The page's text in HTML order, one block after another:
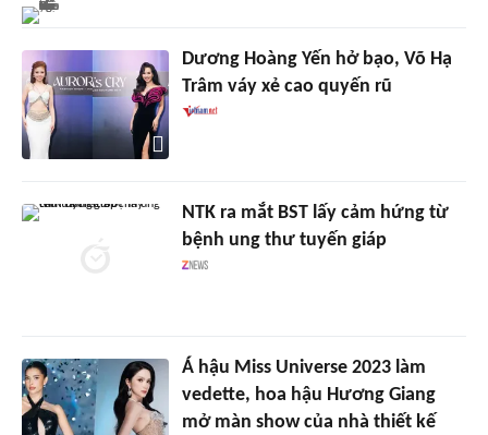
Dương Hoàng Yến hở bạo, Võ Hạ
Trâm váy xẻ cao quyến rũ
NTK ra mắt BST lấy cảm hứng từ
bệnh ung thư tuyến giáp
Á hậu Miss Universe 2023 làm
vedette, hoa hậu Hương Giang
mở màn show của nhà thiết kế